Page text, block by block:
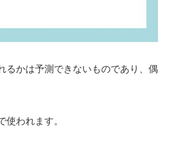
るかは予測できないものであり、偶
われます。